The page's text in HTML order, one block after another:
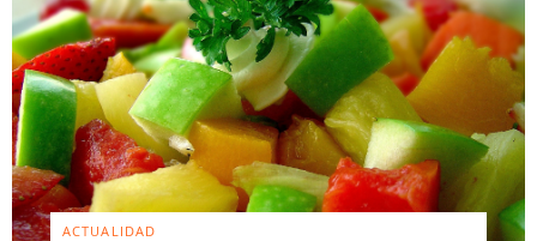
ACTUALIDAD